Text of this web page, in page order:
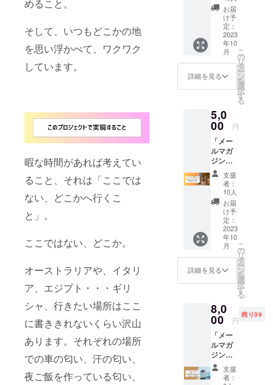
めること。
そして、いつもどこかの地
を思い浮かべて、ワクワク
しています。
暇な時間があれば考えてい
ること、それは「ここでは
ない、どこかへ行くこ
と」。
ここではない、どこか。
オーストラリアや、イタリ
ア、エジプト・・・ギリ
シャ、行きたい場所はここ
に書ききれないくらい沢山
あります。それぞれの場所
での車の匂い、汗の匂い、
夜ご飯を作っている匂い、
ナを応
援する
コース
です。
リター
ンにお
金をか
けてど
うす
る！そ
えの皆
様への
プラン
です。
ご支援
くだ
さった
方に
は、後
日想い
を込め
たお礼
のメー
ルをお
送りさ
せてい
ただき
子は
SNS（
プロ
フィー
ルより
ご確認
くださ
い）で
お届
け予
定：
2023
年10
月
詳細を見る
こ
の
リ
タ
ー
ン
を
選
択
す
る
5,0
00 円
「メー
ルマガ
ジン配
信コー
ス」 ク
ラウド
ファン
ディン
グ終
了〜
オース
トラリ
ア出
発〜帰
国まで
の全て
メール
マガジ
ンでお
届けし
ます。
（文章
と写
真） 楽
支援
者：
10人
お届
け予
定：
2023
年10
月
詳細を見る
こ
の
リ
タ
ー
ン
を
選
択
す
る
8,0
00 円
残り39
「メー
ルマガ
ジン＋
現地か
らの手
支援
者：